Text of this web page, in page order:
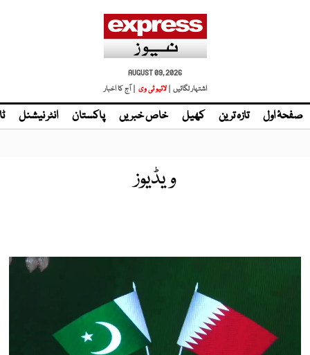
AUGUST 09, 2026
اشتہار لگائیں | لائیو ٹی وی | آج کا اخبار
صفحۂ اول تازہ ترین کھیل خاص خبریں پاکستان انٹر نیشنل
ویڈیوز